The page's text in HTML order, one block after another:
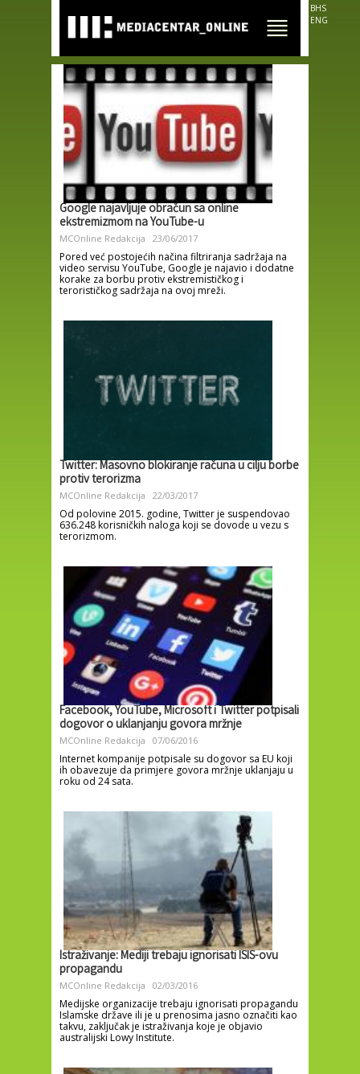
main
content
BHS
ENG
Google najavljuje obračun sa online
ekstremizmom na YouTube-u
MCOnline Redakcija 23/06/2017
Pored već postojećih načina filtriranja sadržaja na
video servisu YouTube, Google je najavio i dodatne
korake za borbu protiv ekstremističkog i
terorističkog sadržaja na ovoj mreži.
Twitter: Masovno blokiranje računa u cilju borbe
protiv terorizma
MCOnline Redakcija 22/03/2017
Od polovine 2015. godine, Twitter je suspendovao
636.248 korisničkih naloga koji se dovode u vezu s
terorizmom.
Facebook, YouTube, Microsoft i Twitter potpisali
dogovor o uklanjanju govora mržnje
MCOnline Redakcija 07/06/2016
Internet kompanije potpisale su dogovor sa EU koji
ih obavezuje da primjere govora mržnje uklanjaju u
roku od 24 sata.
Istraživanje: Mediji trebaju ignorisati ISIS-ovu
propagandu
MCOnline Redakcija 02/03/2016
Medijske organizacije trebaju ignorisati propagandu
Islamske države ili je u prenosima jasno označiti kao
takvu, zaključak je istraživanja koje je objavio
australijski Lowy Institute.